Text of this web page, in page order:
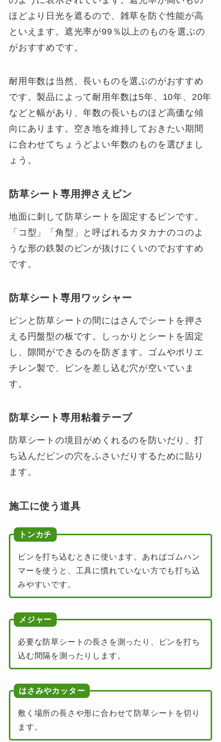
ほどより日光を遮るので、雑草を防ぐ性能が高
といえます。遮光率が99％以上のものを選ぶの
がおすすめです。
耐用年数は当然、長いものを選ぶのがおすすめ
です。製品によって耐用年数は5年、10年、20年
などと幅があり、年数の長いものほど高価な傾
向にあります。空き地を維持しておきたい期間
に合わせてちょうどよい年数のものを選びまし
ょう。
防草シート専用押さえピン
地面に刺して防草シートを固定するピンです。
「コ型」「角型」と呼ばれるカタカナのコのよ
うな形の鉄製のピンが抜けにくいのでおすすめ
です。
防草シート専用ワッシャー
ピンと防草シートの間にはさんでシートを押さ
える円盤型の板です。しっかりとシートを固定
し、隙間ができるのを防ぎます。ゴムやポリエ
チレン製で、ピンを差し込む穴が空いていま
す。
防草シート専用粘着テープ
防草シートの境目がめくれるのを防いだり、打
ち込んだピンの穴をふさいだりするために貼り
ます。
施工に使う道具
トンカチ
ピンを打ち込むときに使います。あればゴムハン
マーを使うと、工具に慣れていない方でも打ち込
みやすいです。
メジャー
必要な防草シートの長さを測ったり、ピンを打ち
込む間隔を測ったりします。
はさみやカッター
敷く場所の長さや形に合わせて防草シートを切り
ます。